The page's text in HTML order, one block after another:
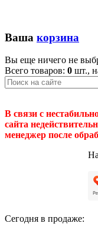
Ваша корзина
Вы еще ничего не
Всего товаров: 0 шт.,
В связи с
сайта
менеджер после
Сегодня в продаже: